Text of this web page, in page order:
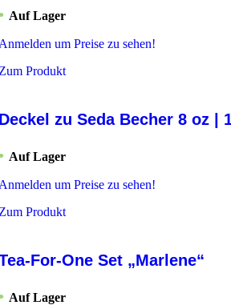
Auf Lager
um Preise zu sehen!
Produkt
zu Seda Becher 8 oz |
Auf Lager
um Preise zu sehen!
Produkt
For-One Set „Marlene“
Auf Lager